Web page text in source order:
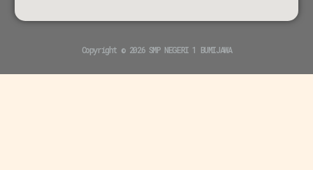
Copyright © 2026 SMP NEGERI 1 BUMIJAWA